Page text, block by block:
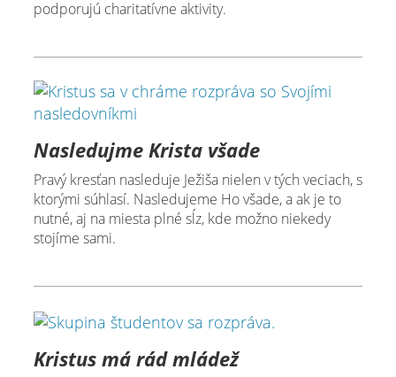
podporujú charitatívne aktivity.
Nasledujme Krista všade
Pravý kresťan nasleduje Ježiša nielen v tých veciach, s
ktorými súhlasí. Nasledujeme Ho všade, a ak je to
nutné, aj na miesta plné sĺz, kde možno niekedy
stojíme sami.
Kristus má rád mládež